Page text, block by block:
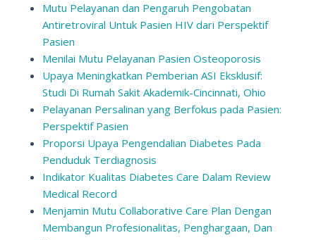
Mutu Pelayanan dan Pengaruh Pengobatan
Antiretroviral Untuk Pasien HIV dari Perspektif
Pasien
Menilai Mutu Pelayanan Pasien Osteoporosis
Upaya Meningkatkan Pemberian ASI Eksklusif:
Studi Di Rumah Sakit Akademik-Cincinnati, Ohio
Pelayanan Persalinan yang Berfokus pada Pasien:
Perspektif Pasien
Proporsi Upaya Pengendalian Diabetes Pada
Penduduk Terdiagnosis
Indikator Kualitas Diabetes Care Dalam Review
Medical Record
Menjamin Mutu Collaborative Care Plan Dengan
Membangun Profesionalitas, Penghargaan, Dan